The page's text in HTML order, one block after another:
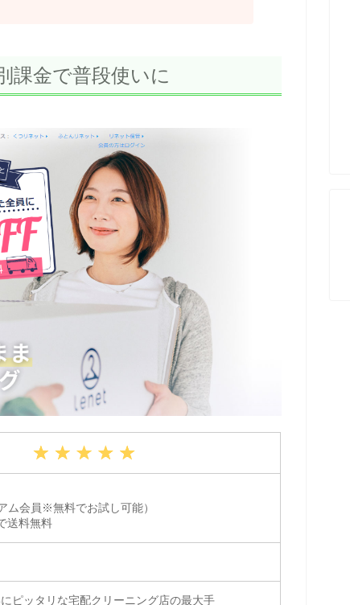
課金で普段使いに
ム会員※無料でお試し可能）
送料無料
ピッタリな宅配クリーニング店の最大手